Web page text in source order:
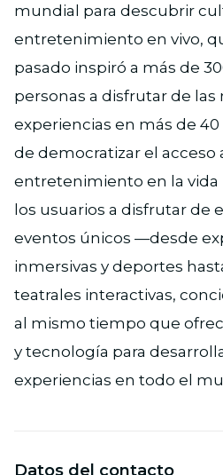
mundial para descubrir
entretenimiento en vivo,
pasado inspiró a más de
personas a disfrutar de las
experiencias en más de 40
de democratizar el acceso
entretenimiento en la vida
los usuarios a disfrutar de
eventos únicos —desde
inmersivas y deportes
teatrales interactivas,
al mismo tiempo que
y tecnología para
experiencias en todo el
Datos del contacto